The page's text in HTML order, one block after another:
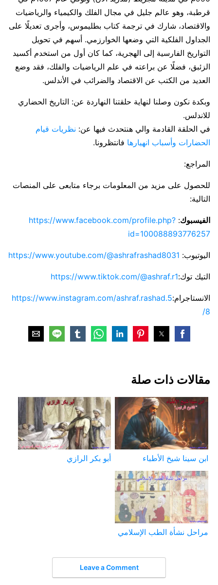
قرطبة، وهو عالم جليل في مجال الفلك والكيمياء والرياضيات
والاقتصاد، شارك في ترجمة كتاب بطليموس، وأجرى تعديلًا على
الجداول الفلكية التي وضعها الخوارزمي. أسهم في تحويل
التواريخ الفارسية إلى الهجرية، كما كان أول من استخدم أكسيد
الزئبق، فضلًا عن براعته في علم الرياضيات والفلك، فقد وضع
العديد من الكتب عن الاقتصاد والضرائب في الأندلس.
وبكدة نكون وصلنا لنهاية حلقتنا النهاردة عن: التاريخ الحضاري
للاندلس.
في الحلقة القادمة والي هنتحدث فيها عن: نظريات قيام
الحضارات وأسباب انهيارها فانتظرونا.
المراجع:
للحصول على مزيد من المعلومات برجاء متابعى على المنصات
التالية:
الفيسبوك:
https://www.facebook.com/profile.php?
id=100088893776257
اليوتيوب: https://www.youtube.com/@ashrafrashad8031
التيك توك:https://www.tiktok.com/@ashraf.r1
الانستاجرام:https://www.instagram.com/ashraf.rashad.5
8/
مقالات ذات صلة
ابن سينا شيخ الأطباء أبو بكر الرازي
مراحل نشأة الطب الإسلامي
Leave a Comment